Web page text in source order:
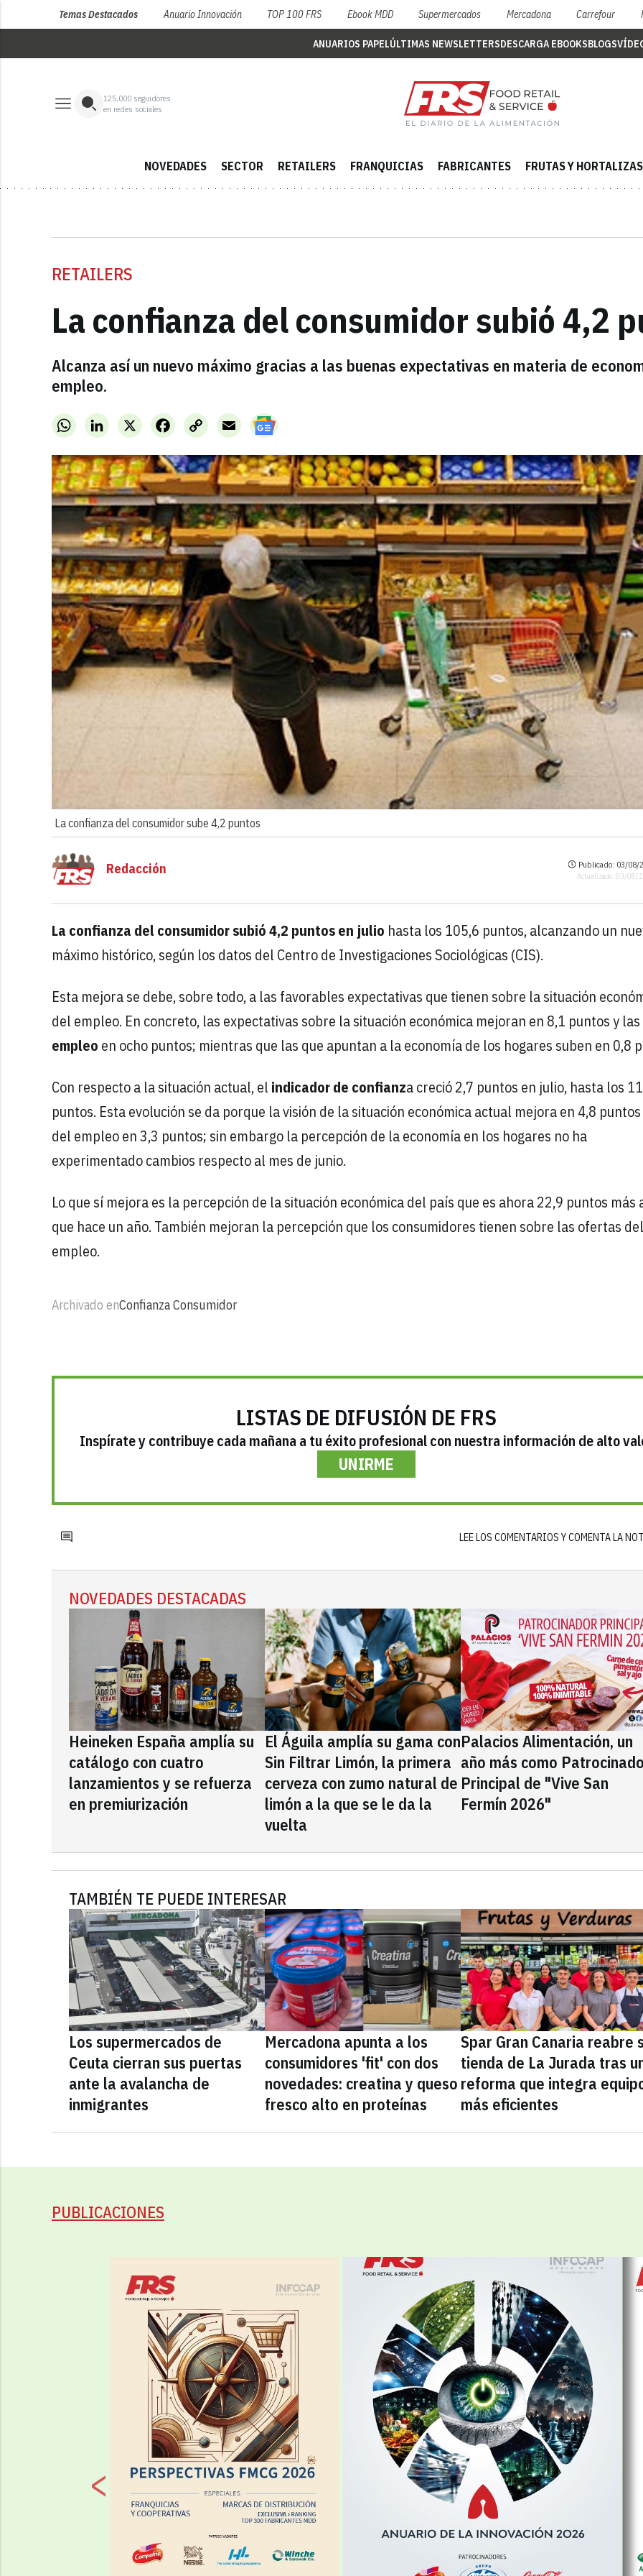
Temas Destacados Anuario Innovación TOP 100 FRS Ebook MDD Supermercados Mercadona Carrefour
ANUARIOS PAPELÚLTIMAS NEWSLETTERSDESCARGA EBOOKSBLOGS
125,000 seguidores
en redes sociales
NOVEDADES SECTOR RETAILERS FRANQUICIAS FABRICANTES FRUTAS Y HORTALIZAS
RETAILERS
La confianza del consumidor subió 4,2
Alcanza así un nuevo máximo gracias a las buenas expectativas en materia de
empleo.
WhatsAppLinkedInX FacebookCopy
Link
Email
La confianza del consumidor sube 4,2 puntos
Redacción Publicado: 03/08/
Actualizado: 03/08/
La confianza del consumidor subió 4,2 puntos en julio hasta los 105,6 puntos, alcanzando un
máximo histórico, según los datos del Centro de Investigaciones Sociológicas (CIS).
Esta mejora se debe, sobre todo, a las favorables expectativas que tienen sobre la situación
del empleo. En concreto, las expectativas sobre la situación económica mejoran en 8,1 puntos y
empleo en ocho puntos; mientras que las que apuntan a la economía de los hogares suben en 0,8
Con respecto a la situación actual, el indicador de confianza creció 2,7 puntos en julio, hasta los
puntos. Esta evolución se da porque la visión de la situación económica actual mejora en 4,8
del empleo en 3,3 puntos; sin embargo la percepción de la economía en los hogares no ha
experimentado cambios respecto al mes de junio.
Lo que sí mejora es la percepción de la situación económica del país que es ahora 22,9 puntos más
que hace un año. También mejoran la percepción que los consumidores tienen sobre las ofertas del
empleo.
Archivado enConfianza Consumidor
LISTAS DE DIFUSIÓN DE FRS
Inspírate y contribuye cada mañana a tu éxito profesional con nuestra información de alto
UNIRME
LEE LOS COMENTARIOS Y COMENTA LA
NOVEDADES DESTACADAS
Heineken España amplía su
catálogo con cuatro
lanzamientos y se refuerza
en premiurización
El Águila amplía su gama con
Sin Filtrar Limón, la primera
cerveza con zumo natural de
limón a la que se le da la
vuelta
Palacios Alimentación, un
año más como
Principal de "Vive San
Fermín 2026"
TAMBIÉN TE PUEDE INTERESAR
Los supermercados de
Ceuta cierran sus puertas
ante la avalancha de
inmigrantes
Mercadona apunta a los
consumidores 'fit' con dos
novedades: creatina y queso
fresco alto en proteínas
Spar Gran Canaria reabre
tienda de La Jurada tras
reforma que integra
más eficientes
PUBLICACIONES